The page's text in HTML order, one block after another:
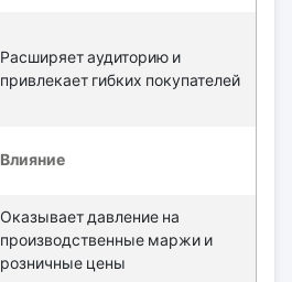
Расширяет аудиторию и
привлекает гибких покупателей
Влияние
Оказывает давление на
производственные маржи и
розничные цены